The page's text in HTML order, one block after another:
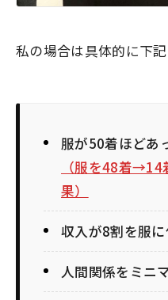
私の場合は具体的に下記
服が50着ほどあ
（服を48着→14
果）
収入が8割を服
人間関係をミニ